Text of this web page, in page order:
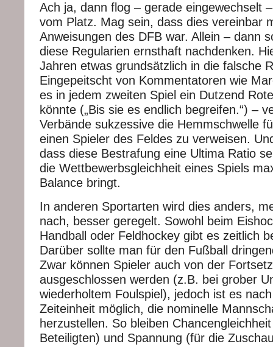
Ach ja, dann flog – gerade eingewechselt
vom Platz. Mag sein, dass dies vereinbar
Anweisungen des DFB war. Allein – dann
diese Regularien ernsthaft nachdenken.
Jahren etwas grundsätzlich in die falsche
Eingepeitscht von Kommentatoren wie
es in jedem zweiten Spiel ein Dutzend
könnte („Bis sie es endlich begreifen.“) –
Verbände sukzessive die Hemmschwelle
einen Spieler des Feldes zu verweisen.
dass diese Bestrafung eine Ultima Ratio
die Wettbewerbsgleichheit eines Spiels
Balance bringt.
In anderen Sportarten wird dies anders,
nach, besser geregelt. Sowohl beim
Handball oder Feldhockey gibt es zeitlich
Darüber sollte man für den Fußball
Zwar können Spieler auch von der
ausgeschlossen werden (z.B. bei grober
wiederholtem Foulspiel), jedoch ist es
Zeiteinheit möglich, die nominelle
herzustellen. So bleiben
Beteiligten) und Spannung (für die